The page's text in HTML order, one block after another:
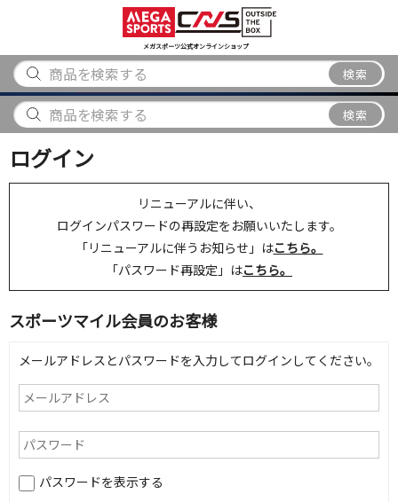
メガスポーツ公式オンラインショップ
検索
アウトドア
から探す
ブランド
から探す
検索
ログイン
リニューアルに伴い、
ログインパスワードの再設定をお願いいたします。
「リニューアルに伴うお知らせ」はこちら。
「パスワード再設定」はこちら。
スポーツマイル会員のお客様
メールアドレスとパスワードを入力してログインしてください。
パスワードを表示する